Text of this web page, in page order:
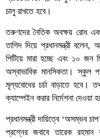
চালু রাখতে হবে।
তরুণদের নৈতিক অবক্ষয় রোধ
তাগিদ দিয়ে প্রধানমন্ত্রী
পিটিয়ে মারা হচ্ছে এবং ১০ জন
অস্বাভাবিক মানসিকতা। স্কুল
মূল্যবোধের চর্চা বাড়াতে হবে।
ক্যাম্পেইন করার নির্দেশনা দেওয়া
প্রধানমন্ত্রী দায়িত্বে ‘অসম্ভব
প্রশ্নের জবাবে তারেক